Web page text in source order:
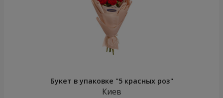
Букет в упаковке "5 красных роз"
Киев